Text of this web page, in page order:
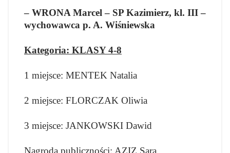
– WRONA Marcel – SP Kazimierz, kl. III –
wychowawca p. A. Wiśniewska
Kategoria: KLASY 4-8
1 miejsce: MENTEK Natalia
2 miejsce: FLORCZAK Oliwia
3 miejsce: JANKOWSKI Dawid
Nagroda publiczności: AZIZ Sara